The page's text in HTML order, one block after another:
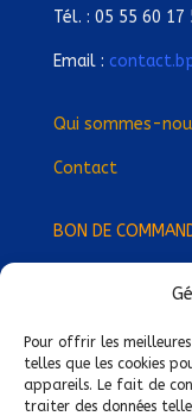
Pour offrir les
telles que les cookies
appareils. Le fait de
traiter des données
Tél. : 05 55 60 17
Email :
Qui sommes-
Contact
BON DE
Devenez Délégué·
Trouvez-nous
Mentions légales